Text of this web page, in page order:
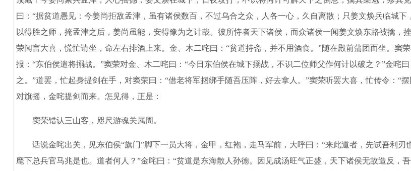
曰：“据贫道愚见：今姜尚拒敌孟津，虽有诸侯数百，不过乌合之众，人各一心，久自离散；只姜文焕兵临城
以得胜之师，掩孟津之后，姜尚虽能，安得豫为之计哉。彼所恃者天下诸侯，而众诸侯一闻姜文焕东路被擒，
荣闻言大喜，慌忙请坐，命左右排酒上来。金、木二咤曰：“贫道持斋，并不用酒食。”随在殿前蒲团而坐。窦
报：“东伯侯遣将搦战。”窦荣对金、木二咤曰：“今日东伯侯在城下搦战，不识二位师父作何计以破之？”金咤
之。”道罢，忙起身提剑在手，对窦荣曰：“借老将军捆绑手随吾压阵，好去拿人。”窦荣听罢大喜，忙传令：“
对旗摇，金咤提剑而来。怎见得，正是：
窦荣错认三山客，咫尺游魂关属周。
话说金咤出关，见东伯侯“旗门”脚下一员大将，金甲，红袍，走马军前，大呼曰：“来此道者，先试吾利刃
麾下总兵官马兆是也。道者何人？”金咤曰：“贫道是东海散人孙德。因见成汤旺气正盛，天下诸侯无故造反，